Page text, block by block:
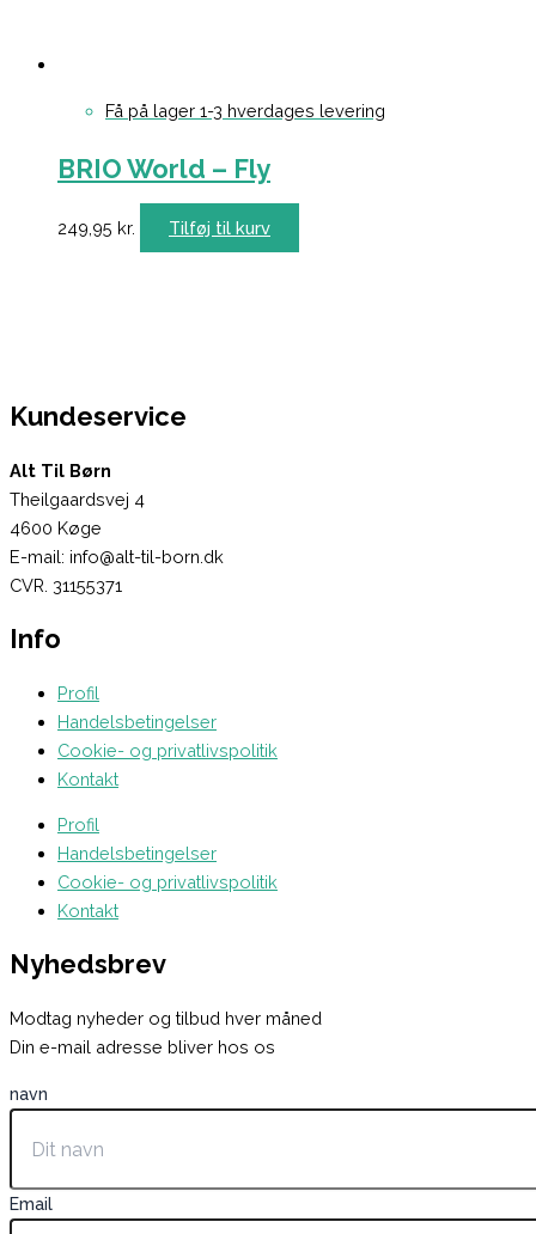
Få på lager 1-3 hverdages levering
BRIO World – Fly
249,95 kr. Tilføj til kurv
Kundeservice
Alt Til Børn
Theilgaardsvej 4
4600 Køge
E-mail: info@alt-til-born.dk
CVR. 31155371
Info
Profil
Handelsbetingelser
Cookie- og privatlivspolitik
Kontakt
Profil
Handelsbetingelser
Cookie- og privatlivspolitik
Kontakt
Nyhedsbrev
Modtag nyheder og tilbud hver måned
Din e-mail adresse bliver hos os
navn
Email